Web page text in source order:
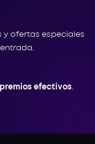
y ofertas especiales
efectivos